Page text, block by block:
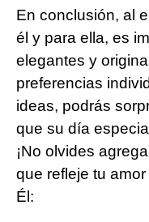
En conclusión, al
él y para ella, es
elegantes y
preferencias
ideas, podrás
que su día
¡No olvides
que refleje tu
Él: